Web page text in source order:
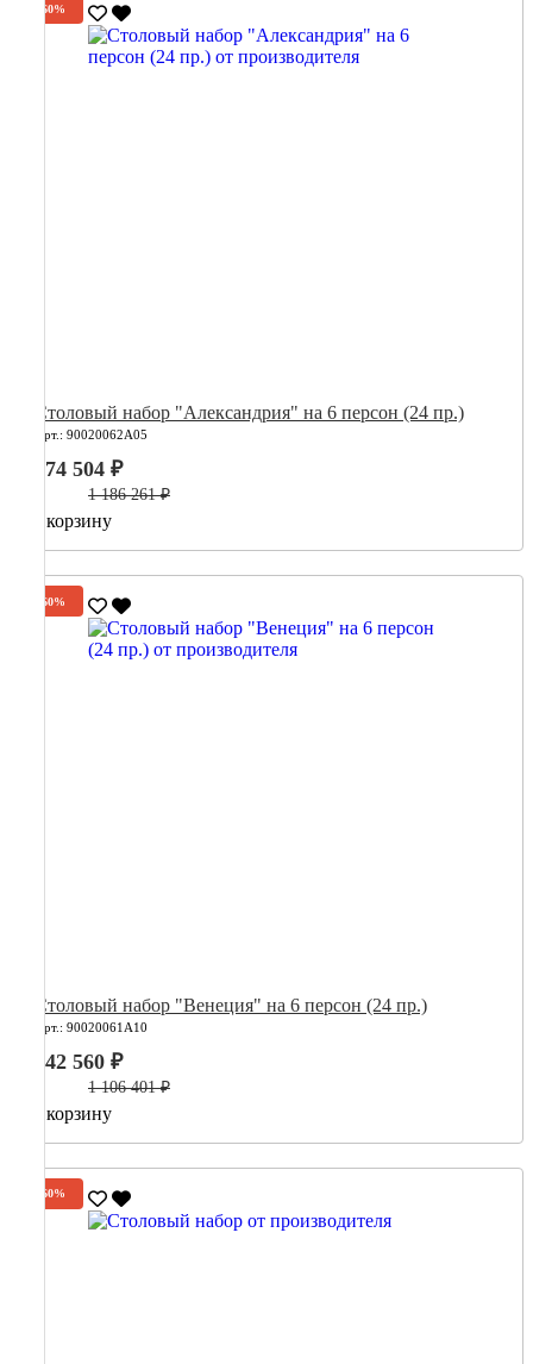
-60%
Столовый набор "Александрия" на 6 персон (24 пр.)
Арт.: 90020062А05
474 504 ₽
1 186 261 ₽
В корзину
-60%
Столовый набор "Венеция" на 6 персон (24 пр.)
Арт.: 90020061А10
442 560 ₽
1 106 401 ₽
В корзину
-60%